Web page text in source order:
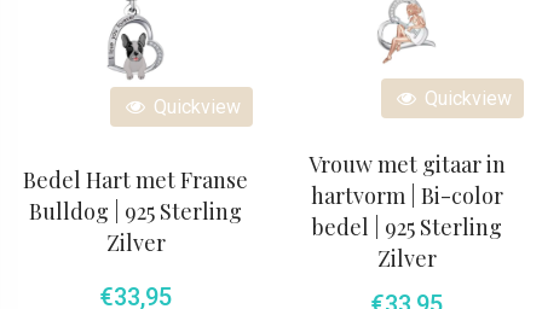
Quickview
Bedel Hart met Franse
Bulldog | 925 Sterling
Zilver
€33,95
Quickview
Vrouw met gitaar in
hartvorm | Bi-color
bedel | 925 Sterling
Zilver